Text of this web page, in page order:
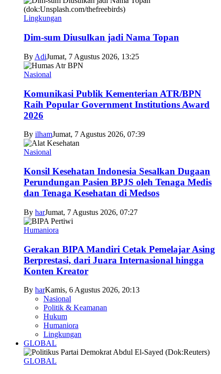
Lingkungan
Dim-sum Diusulkan jadi Nama Topan
By AdiJumat, 7 Agustus 2026, 13:25
Nasional
Komunikasi Publik Kementerian ATR/BPN
Raih Popular Government Institutions Award
2026
By ilhamJumat, 7 Agustus 2026, 07:39
Nasional
Konsil Kesehatan Indonesia Sesalkan Dugaan
Perundungan Pasien BPJS oleh Tenaga Medis
dan Tenaga Kesehatan di Medsos
By harJumat, 7 Agustus 2026, 07:27
Humaniora
Gerakan BIPA Mandiri Cetak Pemelajar Asing
Berprestasi, dari Juara Internasional hingga
Konten Kreator
By harKamis, 6 Agustus 2026, 20:13
Nasional
Politik & Keamanan
Hukum
Humaniora
Lingkungan
GLOBAL
GLOBAL